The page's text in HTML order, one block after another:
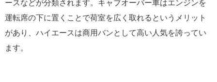
ースなどが分類されます。キャブオーバー車はエンジンを
運転席の下に置くことで荷室を広く取れるというメリット
があり、ハイエースは商用バンとして高い人気を誇ってい
ます。